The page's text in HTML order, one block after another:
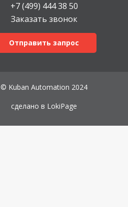
+7 (499) 444 38 50
Заказать звонок
Отправить запрос
© Kuban Automation 2024
сделано в LokiPage